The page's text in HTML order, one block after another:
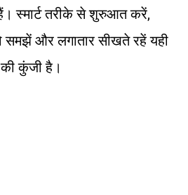
स्मार्ट तरीके से शुरुआत करें,
समझें और लगातार सीखते रहें यही
कुंजी है।